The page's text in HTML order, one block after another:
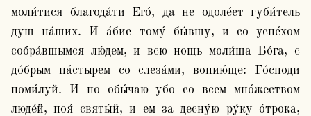
моли́тися благода́ти Его́, да не одоле́ет губи́тель
душ на́ших. И а́бие тому́ бы́вшу, и со успе́хом
собра́вшымся лю́дем, и всю нощь моли́ша Бо́га, с
до́брым па́стырем со слеза́ми, вопию́ще: Го́споди
поми́луй. И по обы́чаю убо со всем мно́жеством
люде́й, поя́ святы́й, и ем за десну́ю ру́ку о́трока,